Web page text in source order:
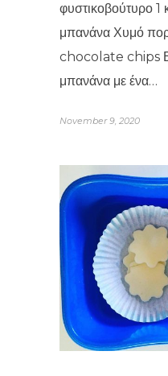
φυστικοβούτυρο 1
μπανάνα Χυμό
chocolate chips
μπανάνα με ένα…
November 9, 2020